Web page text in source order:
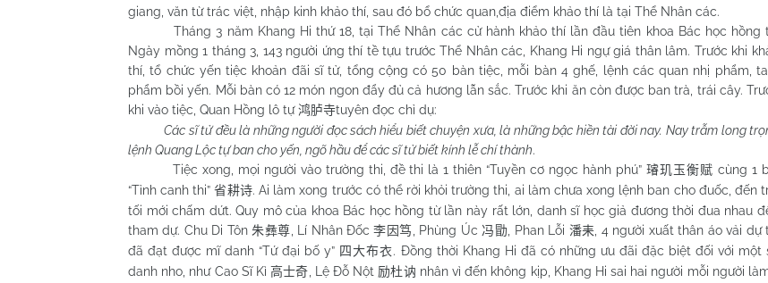
giang, văn từ trác việt, nhập kinh khảo thí, sau đó bổ chức quan,địa điểm khảo thí là tại Thể Nhân các.
Tháng 3 năm Khang Hi thứ 18, tại Thể Nhân các cử hành khảo thí lần đầu tiên khoa Bác học hồng
Ngày mồng 1 tháng 3, 143 người ứng thí tề tựu trước Thể Nhân các, Khang Hi ngự giá thân lâm. Trước khi
thí, tổ chức yến tiệc khoản đãi sĩ tử, tổng cộng có 50 bàn tiệc, mỗi bàn 4 ghế, lệnh các quan nhị phẩm,
phẩm bồi yến. Mỗi bàn có 12 món ngon đẩy đủ cả hương lẫn sắc. Trước khi ăn còn được ban trà, trái cây.
khi vào tiệc, Quan Hồng lô tự 鸿胪寺tuyên đọc chỉ dụ:
Các sĩ tử đều là những người đọc sách hiểu biết chuyện xưa, là những bậc hiền tài đời nay. Nay trẫm long
lệnh Quang Lộc tự ban cho yến, ngõ hầu để các sĩ tử biết kính lễ chí thành.
Tiệc xong, mọi người vào trường thi, đề thi là 1 thiên “Tuyền cơ ngọc hành phú”璿玑玉衡赋 cùng 1
“Tỉnh canh thi”省耕诗. Ai làm xong trước có thể rời khỏi trường thi, ai làm chưa xong lệnh ban cho đuốc, đến
tối mới chấm dứt. Quy mô của khoa Bác học hồng từ lần này rất lớn, danh sĩ học giả đương thời đua nhau
tham dự. Chu Di Tôn朱彝尊 , Lí Nhân Đốc李因笃 , Phùng Úc 冯勖 , Phan Lỗi 潘耒 , 4 người xuất thân áo vải dự
đã đạt được mĩ danh “Tứ đại bố y” 四大布衣. Đồng thời Khang Hi đã có những ưu đãi đặc biệt đối với một
danh nho, như Cao Sĩ Kì 高士奇 , Lệ Đỗ Nột 励杜讷 nhân vì đến không kịp, Khang Hi sai hai người mỗi người